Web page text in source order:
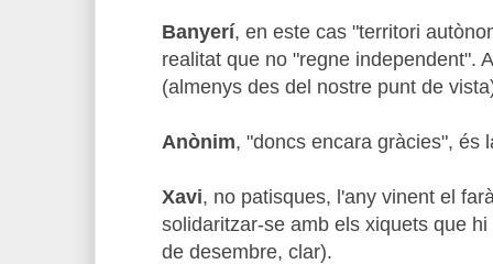
Banyerí, en este cas "territori
realitat que no "regne independent".
(almenys des del nostre punt de
Anònim, "doncs encara gràcies", és
Xavi, no patisques, l'any vinent el
solidaritzar-se amb els xiquets que
de desembre, clar).